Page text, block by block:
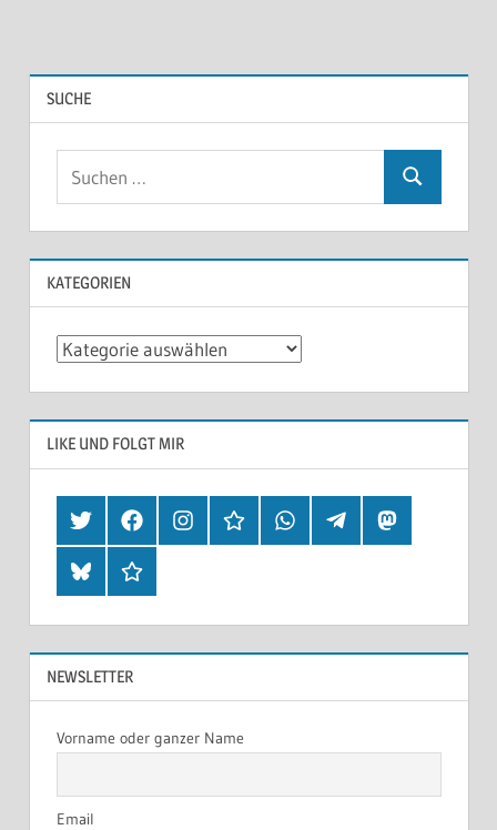
SUCHE
KATEGORIEN
Kategorien
LIKE UND FOLGT MIR
TwitterFacebookInstagramHearthisWhatsappTelegramMastodon
BlueskyThreads
NEWSLETTER
Vorname oder ganzer Name
Email